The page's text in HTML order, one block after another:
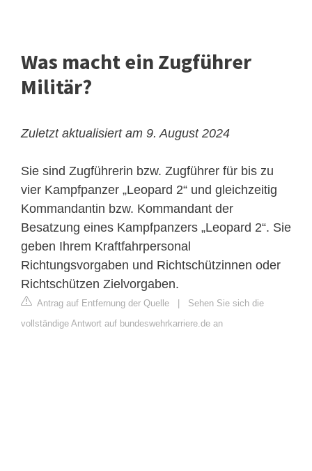
Was macht ein Zugführer
Militär?
Zuletzt aktualisiert am 9. August 2024
Sie sind Zugführerin bzw. Zugführer für bis zu
vier Kampfpanzer „Leopard 2“ und gleichzeitig
Kommandantin bzw. Kommandant der
Besatzung eines Kampfpanzers „Leopard 2“. Sie
geben Ihrem Kraftfahrpersonal
Richtungsvorgaben und Richtschützinnen oder
Richtschützen Zielvorgaben.
Antrag auf Entfernung der Quelle
Sehen Sie sich die
vollständige Antwort auf bundeswehrkarriere.de an